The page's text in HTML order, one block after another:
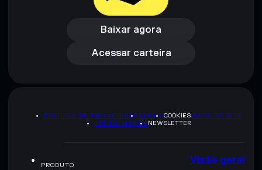
Baixar agora
Baixar agora
Acessar carteira
Acessar carteira
POLÍTICA DE PRIVACIDADETERMSCOOKIESMAPA DO SITE
KIT DA MARCA NEWSLETTER
PRODUTO Visão geral